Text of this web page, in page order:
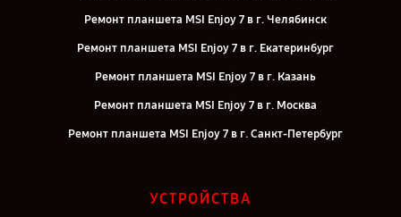
Ремонт планшета MSI Enjoy 7 в г. Челябинск
Ремонт планшета MSI Enjoy 7 в г. Екатеринбург
Ремонт планшета MSI Enjoy 7 в г. Казань
Ремонт планшета MSI Enjoy 7 в г. Москва
Ремонт планшета MSI Enjoy 7 в г. Санкт-Петербург
УСТРОЙСТВА